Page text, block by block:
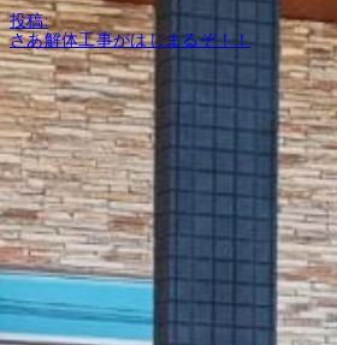
投
稿
ナ
ビ
ゲ
ー
シ
ョ
ン
投稿:
さあ解体工事がはじまるぞ！！